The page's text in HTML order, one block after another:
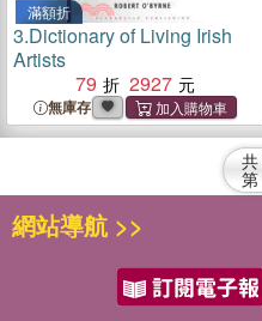
滿額折
3.Dictionary of Living Irish
Artists
79
2927
無庫存
共
第
網站導航 >>